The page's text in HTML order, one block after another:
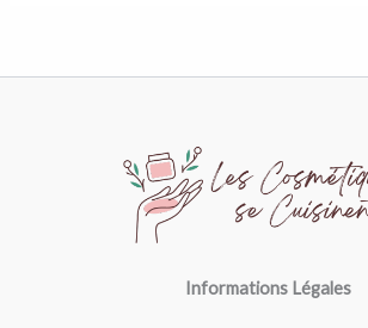
Informations Légales